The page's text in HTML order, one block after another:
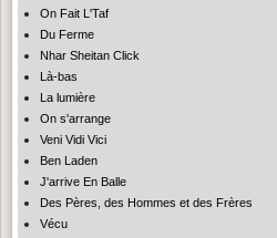
On Fait L'Taf
Du Ferme
Nhar Sheitan Click
Là-bas
La lumière
On s'arrange
Veni Vidi Vici
Ben Laden
J'arrive En Balle
Des Pères, des Hommes et des Frères
Vécu